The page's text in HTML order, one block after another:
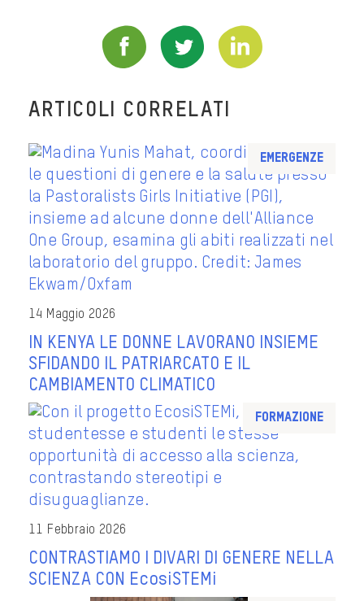
ARTICOLI CORRELATI
Emergenze
14 Maggio 2026
IN KENYA LE DONNE LAVORANO INSIEME
SFIDANDO IL PATRIARCATO E IL
CAMBIAMENTO CLIMATICO
Formazione
11 Febbraio 2026
CONTRASTIAMO I DIVARI DI GENERE NELLA
SCIENZA CON EcosiSTEMi